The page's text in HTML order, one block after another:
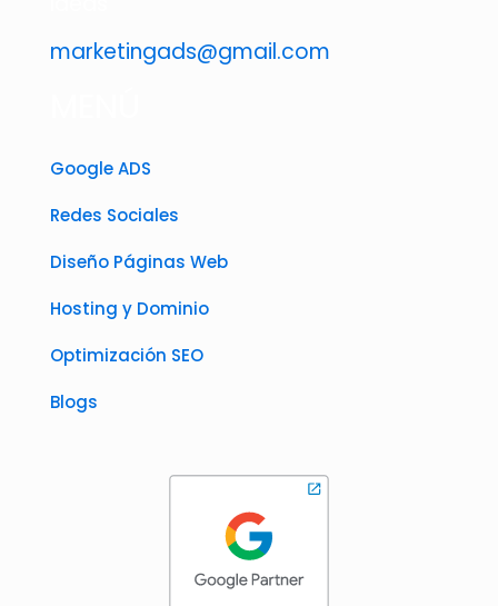
marketingads@gmail.com
Google ADS
Redes Sociales
Diseño Páginas Web
Hosting y Dominio
Optimización SEO
Blogs